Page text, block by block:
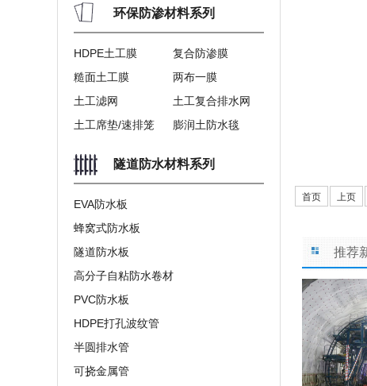
环保防渗材料系列
HDPE土工膜
复合防渗膜
糙面土工膜
两布一膜
土工滤网
土工复合排水网
土工席垫/速排笼
膨润土防水毯
隧道防水材料系列
EVA防水板
蜂窝式防水板
隧道防水板
高分子自粘防水卷材
PVC防水板
HDPE打孔波纹管
半圆排水管
可挠金属管
首页 上页
推荐